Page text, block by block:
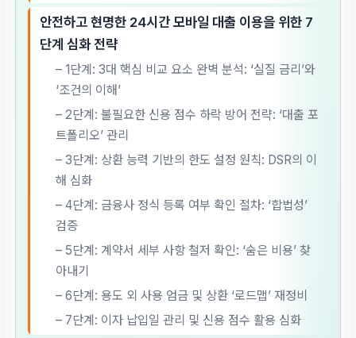
안전하고 현명한 24시간 모바일 대출 이용을 위한 7
단계 심화 전략
– 1단계: 3대 핵심 비교 요소 완벽 분석: ‘실질 금리’와
‘조건의 이해’
– 2단계: 불필요한 신용 점수 하락 방어 전략: ‘대출 포
트폴리오’ 관리
– 3단계: 상환 능력 기반의 한도 설정 원칙: DSR의 이
해 심화
– 4단계: 금융사 정식 등록 여부 확인 절차: ‘합법성’
검증
– 5단계: 계약서 세부 사항 철저 확인: ‘숨은 비용’ 찾
아내기
– 6단계: 용도 외 사용 엄금 및 상환 ‘로드맵’ 재정비
– 7단계: 이자 납입일 관리 및 신용 점수 활용 심화